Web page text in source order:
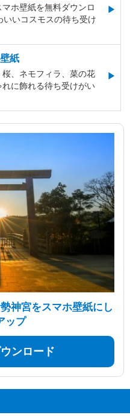
ホ壁紙を無料ダウンロ
いいコスモスの待ち受け
紙
、ネモフィラ、菜の花
に飾れる待ち受けがい
神宮をスマホ壁紙にし
ップ
ンロード